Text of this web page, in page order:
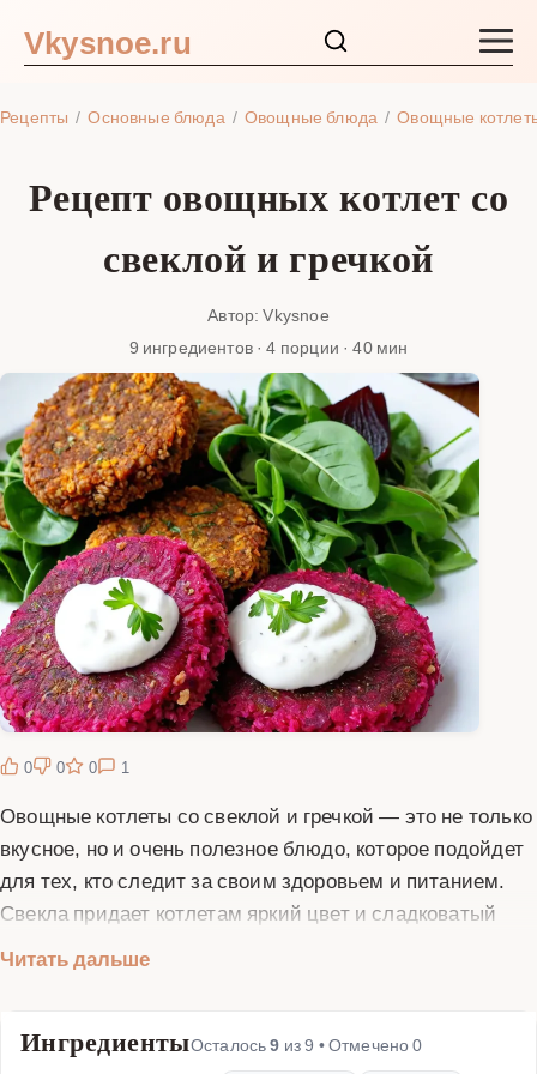
Vkysnoe.ru
Рецепты Основные блюда Овощные блюда Овощные
Рецепт овощных котлет со
свеклой и гречкой
Автор: Vkysnoe
9 ингредиентов · 4 порции · 40 мин
0 0 0 1
Овощные котлеты со свеклой и гречкой — это не только
вкусное, но и очень полезное блюдо, которое подойдет
для тех, кто следит за своим здоровьем и питанием.
Свекла придает котлетам яркий цвет и сладковатый
Этот рецепт особенно понравится вегетарианцам и тем,
блюдами. Для приготовления котлет вам понадобятся
Читать дальше
ИнгредиентыОсталось9 из9 • Отмечено0